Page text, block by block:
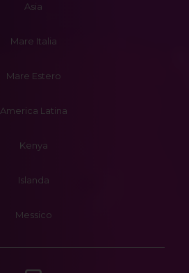
Asia
Mare Italia
Mare Estero
America Latina
Kenya
Islanda
Messico